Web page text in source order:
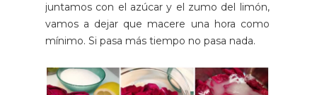
juntamos con el azúcar y el zumo del limón,
vamos a dejar que macere una hora como
mínimo. Si pasa más tiempo no pasa nada.